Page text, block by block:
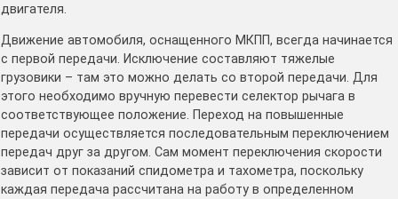
двигателя.
Движение автомобиля, оснащенного МКПП, всегда начинается
с первой передачи. Исключение составляют тяжелые
грузовики – там это можно делать со второй передачи. Для
этого необходимо вручную перевести селектор рычага в
соответствующее положение. Переход на повышенные
передачи осуществляется последовательным переключением
передач друг за другом. Сам момент переключения скорости
зависит от показаний спидометра и тахометра, поскольку
каждая передача рассчитана на работу в определенном